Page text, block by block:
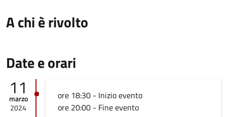
A chi è rivolto
Date e orari
11
marzo
2024
ore 18:30 - Inizio evento
ore 20:00 - Fine evento